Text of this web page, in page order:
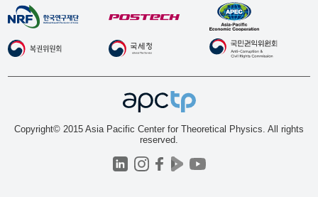
Copyright© 2015 Asia Pacific Center for Theoretical Physics. All rights
reserved.